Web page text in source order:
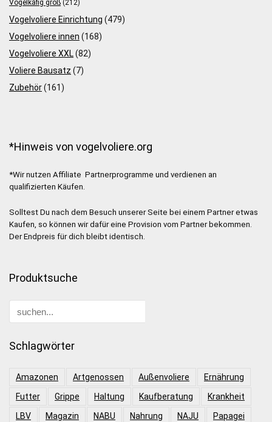
Vogelkäfig groß (212)
Vogelvoliere Einrichtung (479)
Vogelvoliere innen (168)
Vogelvoliere XXL(82)
Voliere Bausatz (7)
Zubehör(161)
*Hinweis von vogelvoliere.org
*Wir nutzen Affiliate Partnerprogramme und verdienen an
qualifizierten Käufen.
Solltest Du nach dem Besuch unserer Seite bei einem Partner etwas
Kaufen, so können wir dafür eine Provision vom Partner bekommen.
Der Endpreis für dich bleibt identisch.
Produktsuche
Schlagwörter
Amazonen Artgenossen Außenvoliere
Ernährung
Futter
Grippe Haltung Kaufberatung
Krankheit
LBV
Magazin NABU Nahrung NAJU Papagei